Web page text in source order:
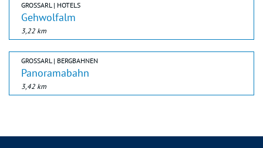
GROSSARL | HOTELS
Gehwolfalm
3,22 km
GROSSARL | BERGBAHNEN
Panoramabahn
3,42 km